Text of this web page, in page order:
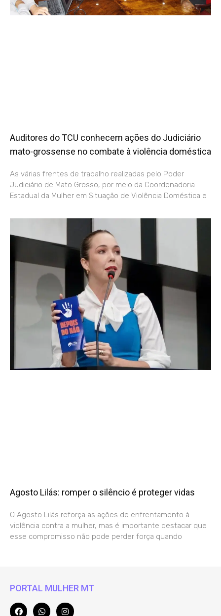
Auditores do TCU conhecem ações do Judiciário
mato-grossense no combate à violência doméstica
As várias frentes de trabalho realizadas pelo Poder
Judiciário de Mato Grosso, por meio da Coordenadoria
Estadual da Mulher em Situação de Violência Doméstica e
Agosto Lilás: romper o silêncio é proteger vidas
O Agosto Lilás reforça as ações de enfrentamento à
violência contra a mulher, mas é importante destacar que
esse compromisso não pode perder força quando
PORTAL MULHER MT